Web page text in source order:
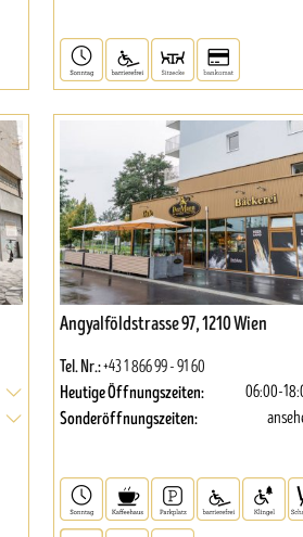
Angyalföldstrasse 97, 1210 Wien
Tel. Nr.:+43 1 866 99 - 91 60
Heutige Öffnungszeiten: 06:00-
Sonderöffnungszeiten: